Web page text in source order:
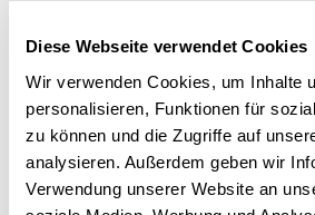
Diese Webseite verwendet Cookies
Wir verwenden Cookies, um Inhalte
personalisieren, Funktionen für
zu können und die Zugriffe auf
analysieren. Außerdem geben wir
Verwendung unserer Website an
mit der RWTH wurde ein Prototyp
Vereinfachung von Audits mit
Intelligenz entwickelt und soll im
auch den Kunden zur Verfügung